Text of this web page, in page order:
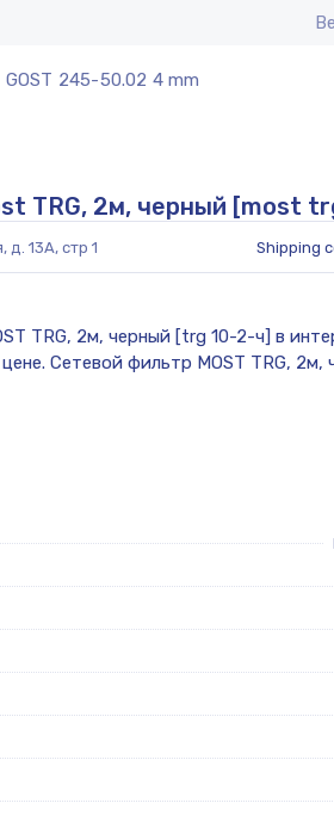
245-50.02 4 mm
TRG, 2м, черный [most
д. 13А, стр 1 Shipping